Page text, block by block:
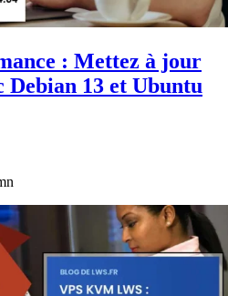
: Mettez à jour
Debian 13 et Ubuntu